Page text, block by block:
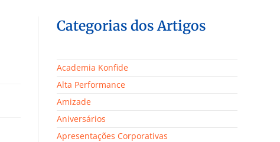
Categorias dos Artigos
Academia Konfide
Alta Performance
Amizade
Aniversários
Apresentações Corporativas